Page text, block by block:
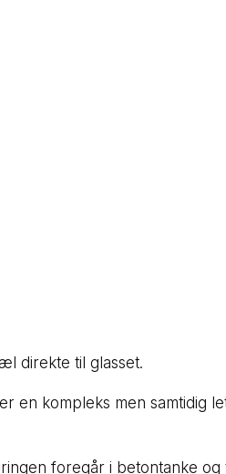
direkte til glasset.
en kompleks men samtidig
foregår i betontanke